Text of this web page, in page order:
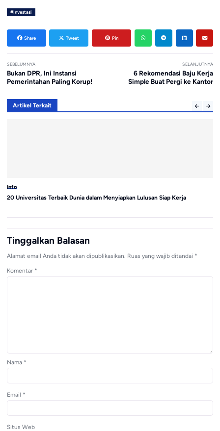
#Investasi
Share Tweet Pin
SEBELUMNYA
Bukan DPR, Ini Instansi
Pemerintahan Paling Korup!
SELANJUTNYA
6 Rekomendasi Baju Kerja
Simple Buat Pergi ke Kantor
Artikel Terkait
Info
20 Universitas Terbaik Dunia dalam Menyiapkan Lulusan Siap Kerja
Tinggalkan Balasan
Alamat email Anda tidak akan dipublikasikan. Ruas yang wajib ditandai *
Komentar *
Nama *
Email *
Situs Web